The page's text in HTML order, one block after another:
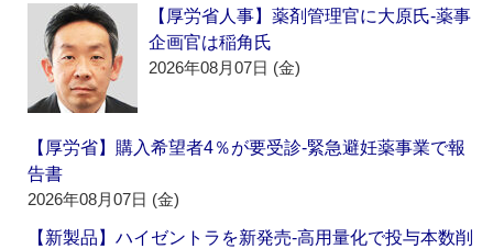
【厚労省人事】薬剤管理官に大原氏‐薬事
企画官は稲角氏
2026年08月07日 (金)
【厚労省】購入希望者4％が要受診‐緊急避妊薬事業で報
告書
2026年08月07日 (金)
【新製品】ハイゼントラを新発売‐高用量化で投与本数削